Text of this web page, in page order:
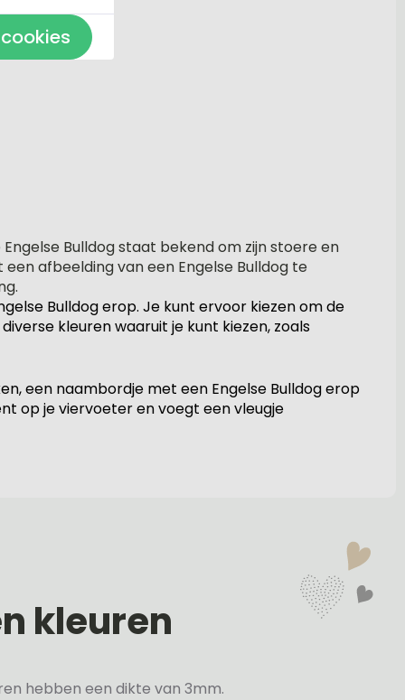
Bulldog staat bekend om zijn stoere en
afbeelding van een Engelse Bulldog te
Bulldog erop. Je kunt ervoor kiezen om de
kleuren waaruit je kunt kiezen, zoals
een naambordje met een Engelse Bulldog erop
op je viervoeter en voegt een vleugje
kleuren
hebben een dikte van 3mm.